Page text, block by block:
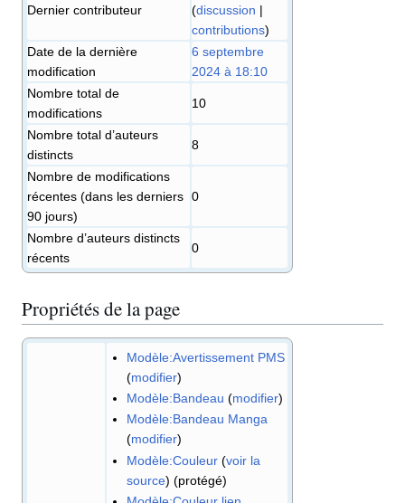
Dernier contributeur
(discussion |
contributions)
Date de la dernière
modification
6 septembre
2024 à 18:10
Nombre total de
modifications
10
Nombre total d’auteurs
distincts
8
Nombre de modifications
récentes (dans les derniers
90 jours)
0
Nombre d’auteurs distincts
récents
0
Propriétés de la page
Modèle:Avertissement PMS
(modifier)
Modèle:Bandeau (modifier)
Modèle:Bandeau Manga
(modifier)
Modèle:Couleur (voir la
source) (protégé)